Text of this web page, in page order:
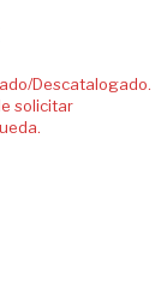
Descatalogado.
solicitar